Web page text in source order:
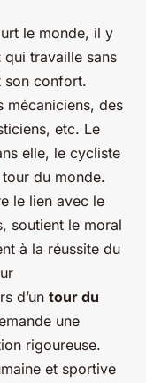
le monde, il y
qui travaille sans
son confort.
mécaniciens, des
etc. Le
elle, le cycliste
du monde.
le lien avec le
soutient le moral
à la réussite du
d’un tour du
une
rigoureuse.
et sportive